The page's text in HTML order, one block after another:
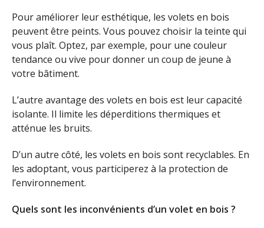
Pour améliorer leur esthétique, les volets en bois
peuvent être peints. Vous pouvez choisir la teinte qui
vous plaît. Optez, par exemple, pour une couleur
tendance ou vive pour donner un coup de jeune à
votre bâtiment.
L’autre avantage des volets en bois est leur capacité
isolante. Il limite les déperditions thermiques et
atténue les bruits.
D’un autre côté, les volets en bois sont recyclables. En
les adoptant, vous participerez à la protection de
l’environnement.
Quels sont les inconvénients d’un volet en bois ?